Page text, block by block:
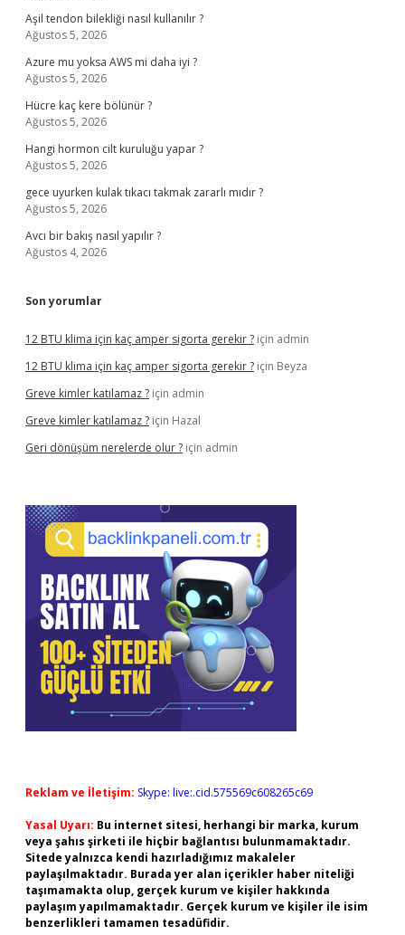
Aşil tendon bilekliği nasıl kullanılır ?
Ağustos 5, 2026
Azure mu yoksa AWS mi daha iyi ?
Ağustos 5, 2026
Hücre kaç kere bölünür ?
Ağustos 5, 2026
Hangi hormon cilt kuruluğu yapar ?
Ağustos 5, 2026
gece uyurken kulak tıkacı takmak zararlı mıdır ?
Ağustos 5, 2026
Avcı bir bakış nasıl yapılır ?
Ağustos 4, 2026
Son yorumlar
12 BTU klima için kaç amper sigorta gerekir ? için admin
12 BTU klima için kaç amper sigorta gerekir ? için Beyza
Greve kimler katılamaz ? için admin
Greve kimler katılamaz ? için Hazal
Geri dönüşüm nerelerde olur ? için admin
Reklam ve İletişim: Skype: live:.cid.575569c608265c69
Yasal Uyarı: Bu internet sitesi, herhangi bir marka, kurum
veya şahıs şirketi ile hiçbir bağlantısı bulunmamaktadır.
Sitede yalnızca kendi hazırladığımız makaleler
paylaşılmaktadır. Burada yer alan içerikler haber niteliği
taşımamakta olup, gerçek kurum ve kişiler hakkında
paylaşım yapılmamaktadır. Gerçek kurum ve kişiler ile isim
benzerlikleri tamamen tesadüfidir.